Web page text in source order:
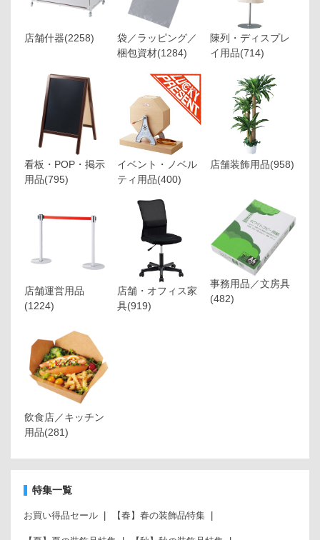
店舗什器(2258)
袋／ラッピング／
梱包資材(1284)
陳列・ディスプレ
イ用品(714)
看板・POP・掲示
用品(795)
イベント・ノベル
ティ用品(400)
店舗装飾用品(958)
店舗運営用品
(1224)
店舗・オフィス家
具(919)
事務用品／文房具
(482)
飲食店／キッチン
用品(281)
特集一覧
お買い得品セール 【春】春の装飾品特集